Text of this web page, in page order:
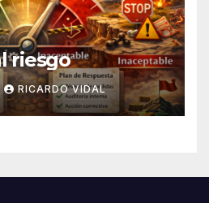
riesgo
RICARDO VIDAL